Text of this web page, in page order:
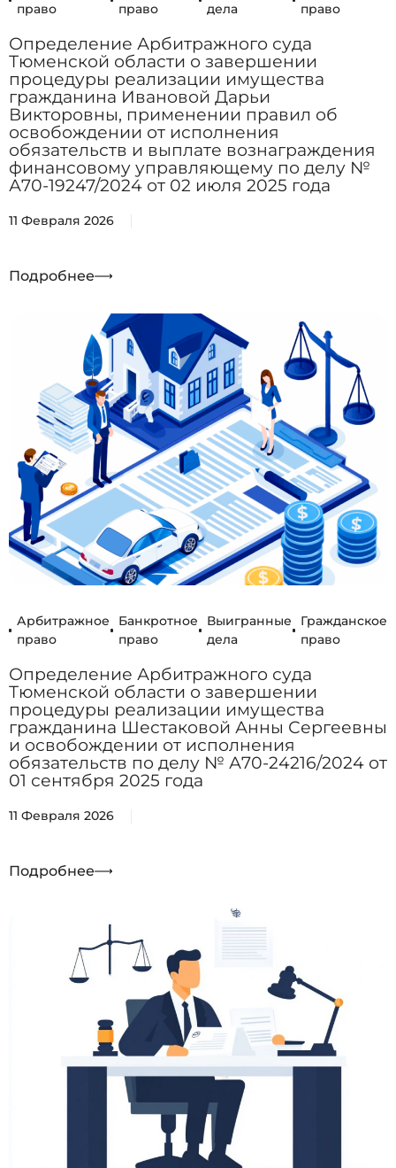
право
право
дела
право
Определение Арбитражного суда
Тюменской области о завершении
процедуры реализации имущества
гражданина Ивановой Дарьи
Викторовны, применении правил об
освобождении от исполнения
обязательств и выплате вознаграждения
финансовому управляющему по делу №
А70-19247/2024 от 02 июля 2025 года
11 Февраля 2026
Подробнее
Арбитражное
право
Банкротное
право
Выигранные
дела
Гражданское
право
Определение Арбитражного суда
Тюменской области о завершении
процедуры реализации имущества
гражданина Шестаковой Анны Сергеевны
и освобождении от исполнения
обязательств по делу № А70-24216/2024 от
01 сентября 2025 года
11 Февраля 2026
Подробнее